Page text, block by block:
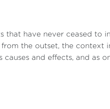
that have never ceased to
the outset, the context
and effects, and as